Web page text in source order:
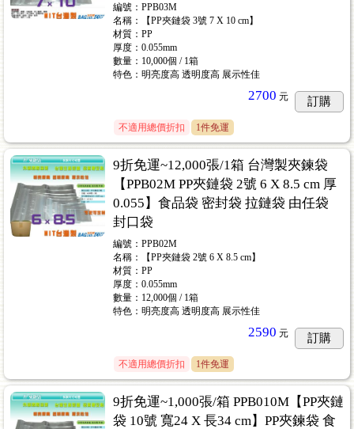
編號：PPB03M
名稱：【PP夾鏈袋 3號 7 X 10 cm】
材質：PP
厚度：0.055mm
數量：10,000個 / 1箱
特色：明亮度高 透明度高 展示性佳
2700 元 訂購
不適用總價折扣 1件免運
9折免運~12,000張/1箱 台灣製夾鍊袋
【PPB02M PP夾鏈袋 2號 6 X 8.5 cm 厚
0.055】食品袋 密封袋 拉鏈袋 由任袋
封口袋
編號：PPB02M
名稱：【PP夾鏈袋 2號 6 X 8.5 cm】
材質：PP
厚度：0.055mm
數量：12,000個 / 1箱
特色：明亮度高 透明度高 展示性佳
2590 元 訂購
不適用總價折扣 1件免運
9折免運~1,000張/箱 PPB010M【PP夾鏈
袋 10號 寬24 X 長34 cm】PP夾鍊袋 食